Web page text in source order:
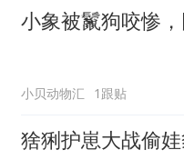
小象被鬣狗咬惨
小贝动物汇 1跟贴
猞猁护崽大战偷